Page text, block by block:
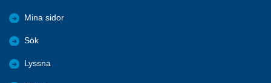
Mina sidor
Sök
Lyssna